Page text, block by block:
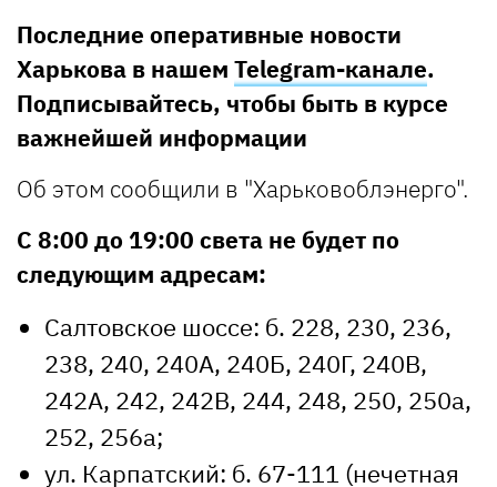
Последние оперативные новости
Харькова в нашем Telegram-канале.
Подписывайтесь, чтобы быть в курсе
важнейшей информации
Об этом сообщили в "Харьковоблэнерго".
С 8:00 до 19:00 света не будет по
следующим адресам:
Салтовское шоссе: б. 228, 230, 236,
238, 240, 240А, 240Б, 240Г, 240В,
242А, 242, 242В, 244, 248, 250, 250а,
252, 256а;
ул. Карпатский: б. 67-111 (нечетная